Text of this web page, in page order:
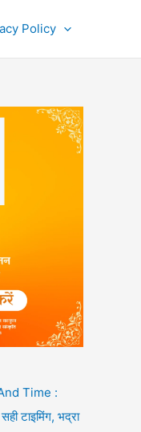
Policy
Time :
टाइमिंग, भद्रा